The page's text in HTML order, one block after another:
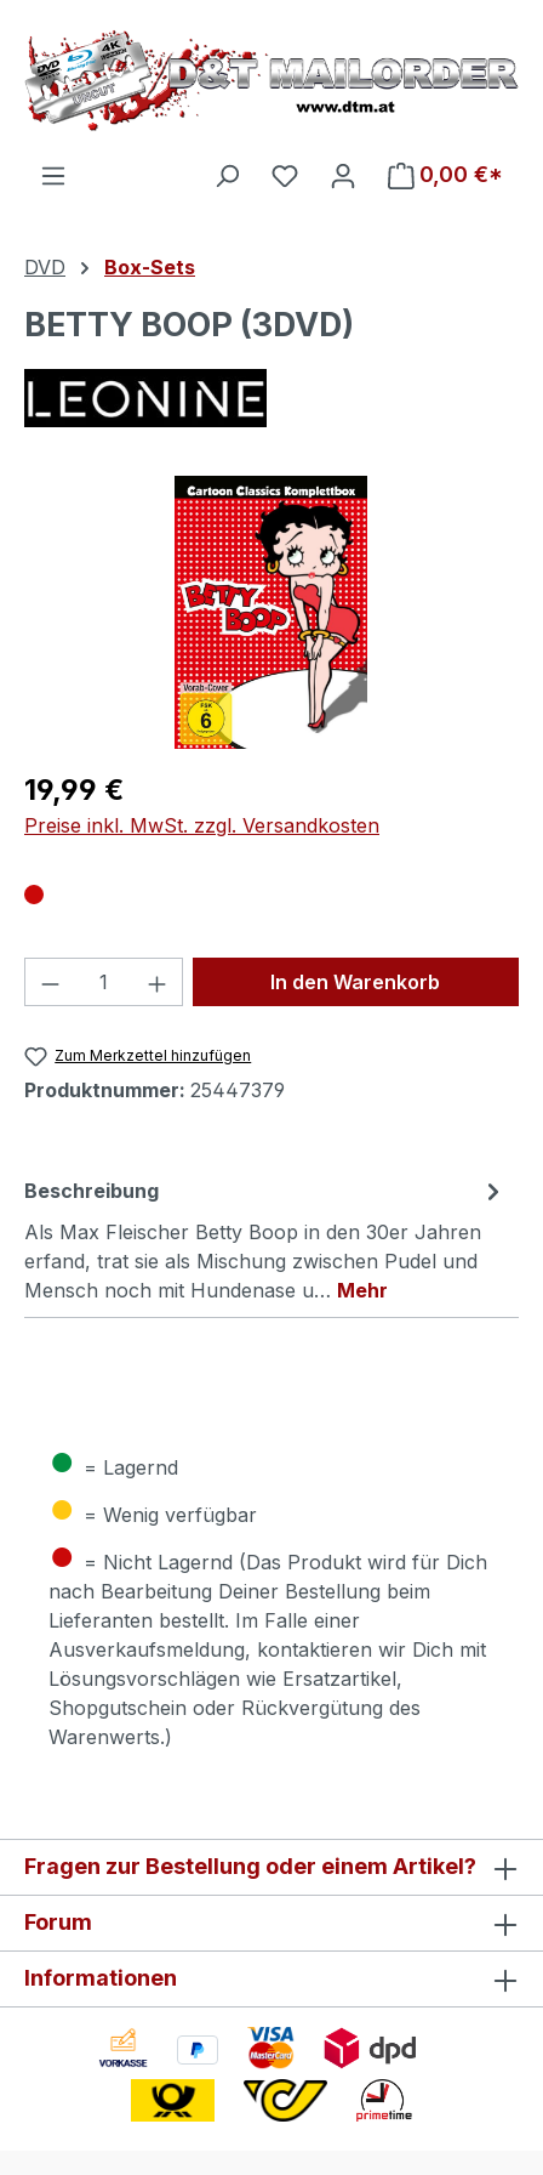
Zum Hauptinhalt springen
Du hast 0 Produkte auf
0,00 €*
DVD Box-Sets
BETTY BOOP (3DVD)
Bildergalerie überspringen
Regulärer Preis:
19,99 €
Preise inkl. MwSt. zzgl. Versandkosten
Produkt Anzahl: Gib denIn den Warenkorb
Zum Merkzettel hinzufügen
Produktnummer: 25447379
Beschreibung
Als Max Fleischer Betty Boop in den 30er Jahren
erfand, trat sie als Mischung zwischen Pudel und
Mensch noch mit Hundenase u… Mehr
● = Lagernd
● = Wenig verfügbar
● = Nicht Lagernd (Das Produkt wird für Dich
nach Bearbeitung Deiner Bestellung beim
Lieferanten bestellt. Im Falle einer
Ausverkaufsmeldung, kontaktieren wir Dich mit
Lösungsvorschlägen wie Ersatzartikel,
Shopgutschein oder Rückvergütung des
Warenwerts.)
Fragen zur Bestellung oder einem Artikel?
Forum
Informationen